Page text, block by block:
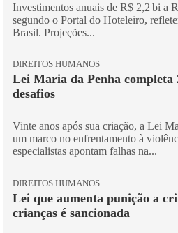
Investimentos anuais de R$ 2,2 bi a
segundo o Portal do Hoteleiro,
Brasil. Projeções...
DIREITOS HUMANOS
Lei Maria da Penha completa
desafios
Vinte anos após sua criação, a Lei
um marco no enfrentamento à
especialistas apontam falhas na...
DIREITOS HUMANOS
Lei que aumenta punição a
crianças é sancionada